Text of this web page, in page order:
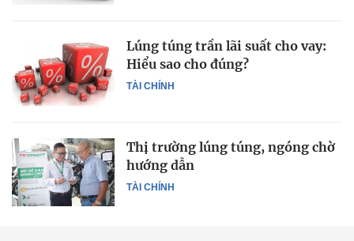
TÀI CHÍNH
Lúng túng trần lãi suất cho vay:
Hiểu sao cho đúng?
TÀI CHÍNH
Thị trường lúng túng, ngóng chờ
hướng dẫn